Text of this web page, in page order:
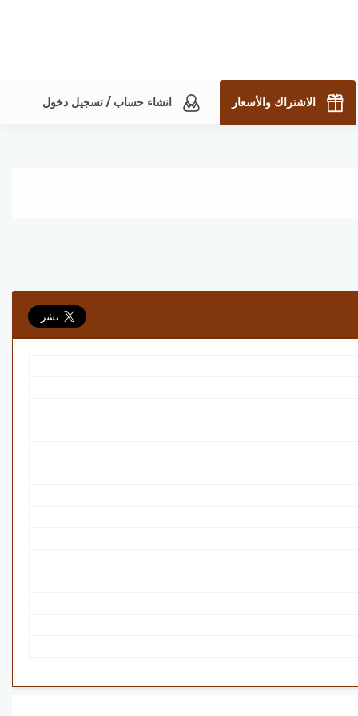
الاشتراك والأسعار انشاء حساب / تسجيل دخول